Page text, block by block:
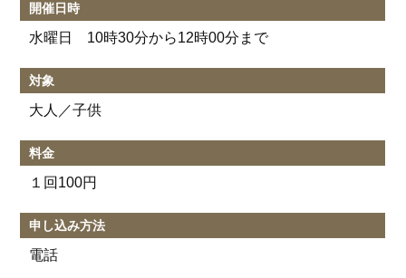
開催日時
水曜日 10時30分から12時00分まで
対象
大人／子供
料金
１回100円
申し込み方法
電話